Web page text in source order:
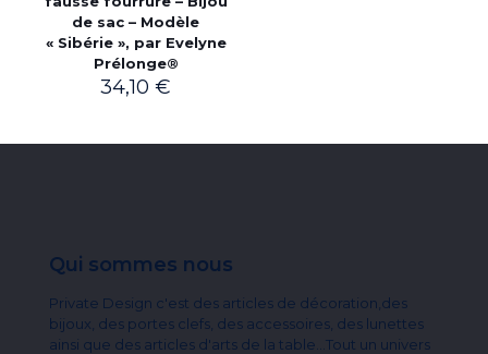
de sac – Modèle
« Sibérie », par Evelyne
Prélonge®
34,10€
Qui sommes nous
Private Design c'est des articles de décoration,des
bijoux, des portes clefs, des accessoires, des lunettes
ainsi que des articles d'arts de la table...Tout un univers